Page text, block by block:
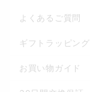
よくあるご質問
ギフトラッピング
お買い物ガイド